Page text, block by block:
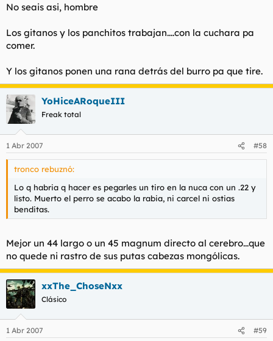
No seais asi, hombre
Los gitanos y los panchitos trabajan....con la cuchara pa
comer.
Y los gitanos ponen una rana detrás del burro pa que tire.
YoHiceARoqueIII
Freak total
1 Abr 2007 #58
tronco rebuznó:
Lo q habria q hacer es pegarles un tiro en la nuca con un .22 y
listo. Muerto el perro se acabo la rabia, ni carcel ni ostias
benditas.
Mejor un 44 largo o un 45 magnum directo al cerebro...que
no quede ni rastro de sus putas cabezas mongólicas.
xxThe_ChoseNxx
Clásico
1 Abr 2007 #59